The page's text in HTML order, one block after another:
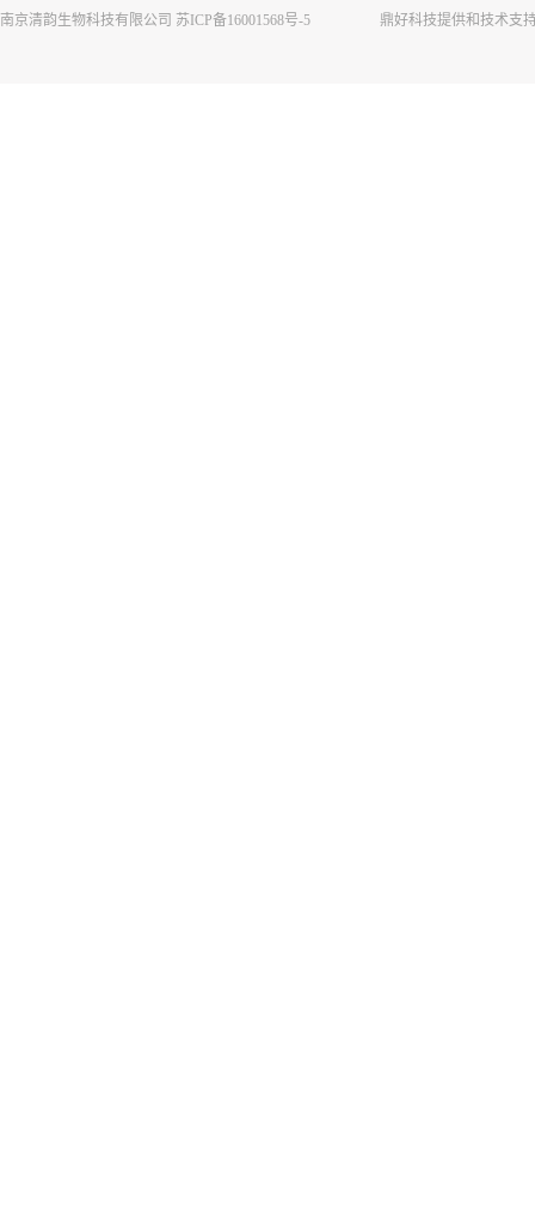
南京清韵生物科技有限公司 苏ICP备16001568号-5 鼎好科技提供和技术支